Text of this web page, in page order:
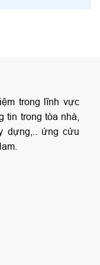
trong lĩnh vực
tin trong tòa nhà,
dựng,.. ứng cứu